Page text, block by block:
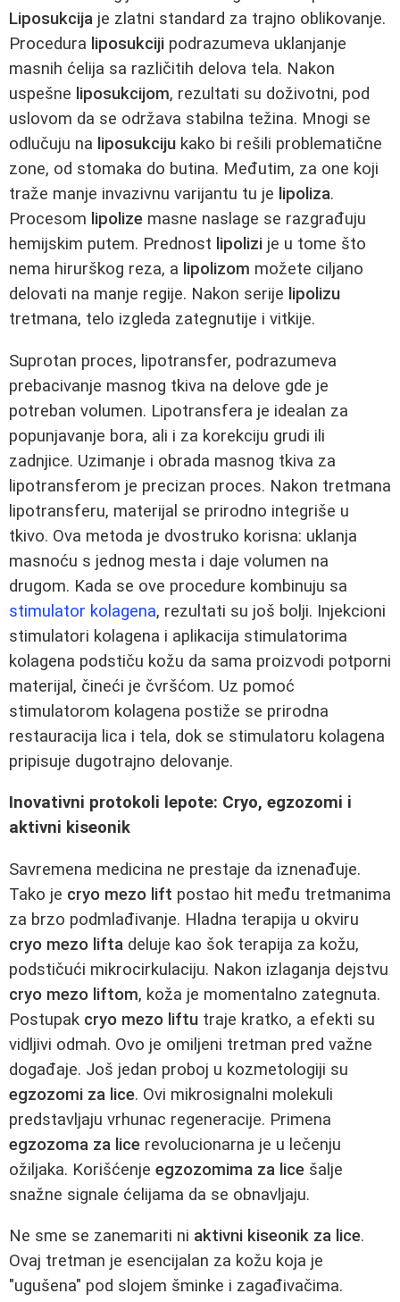
Liposukcija je zlatni standard za trajno oblikovanje.
Procedura liposukciji podrazumeva uklanjanje
masnih ćelija sa različitih delova tela. Nakon
uspešne liposukcijom, rezultati su doživotni, pod
uslovom da se održava stabilna težina. Mnogi se
odlučuju na liposukciju kako bi rešili problematične
zone, od stomaka do butina. Međutim, za one koji
traže manje invazivnu varijantu tu je lipoliza.
Procesom lipolize masne naslage se razgrađuju
hemijskim putem. Prednost lipolizi je u tome što
nema hirurškog reza, a lipolizom možete ciljano
delovati na manje regije. Nakon serije lipolizu
tretmana, telo izgleda zategnutije i vitkije.
Suprotan proces, lipotransfer, podrazumeva
prebacivanje masnog tkiva na delove gde je
potreban volumen. Lipotransfera je idealan za
popunjavanje bora, ali i za korekciju grudi ili
zadnjice. Uzimanje i obrada masnog tkiva za
lipotransferom je precizan proces. Nakon tretmana
lipotransferu, materijal se prirodno integriše u
tkivo. Ova metoda je dvostruko korisna: uklanja
masnoću s jednog mesta i daje volumen na
drugom. Kada se ove procedure kombinuju sa
stimulator kolagena, rezultati su još bolji. Injekcioni
stimulatori kolagena i aplikacija stimulatorima
kolagena podstiču kožu da sama proizvodi potporni
materijal, čineći je čvršćom. Uz pomoć
stimulatorom kolagena postiže se prirodna
restauracija lica i tela, dok se stimulatoru kolagena
pripisuje dugotrajno delovanje.
Inovativni protokoli lepote: Cryo, egzozomi i
aktivni kiseonik
Savremena medicina ne prestaje da iznenađuje.
Tako je cryo mezo lift postao hit među tretmanima
za brzo podmlađivanje. Hladna terapija u okviru
cryo mezo lifta deluje kao šok terapija za kožu,
podstičući mikrocirkulaciju. Nakon izlaganja dejstvu
cryo mezo liftom, koža je momentalno zategnuta.
Postupak cryo mezo liftu traje kratko, a efekti su
vidljivi odmah. Ovo je omiljeni tretman pred važne
događaje. Još jedan proboj u kozmetologiji su
egzozomi za lice. Ovi mikrosignalni molekuli
predstavljaju vrhunac regeneracije. Primena
egzozoma za lice revolucionarna je u lečenju
ožiljaka. Korišćenje egzozomima za lice šalje
snažne signale ćelijama da se obnavljaju.
Ne sme se zanemariti ni aktivni kiseonik za lice.
Ovaj tretman je esencijalan za kožu koja je
"ugušena" pod slojem šminke i zagađivačima.